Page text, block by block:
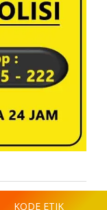
KODE ETIK